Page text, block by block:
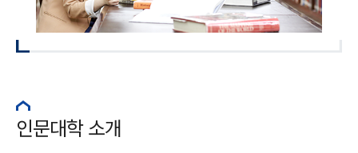
인문대학 소개